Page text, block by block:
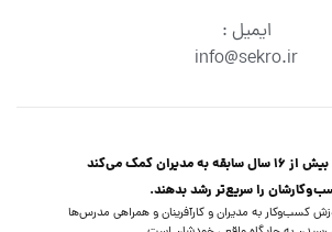
ایمیل :
info@sekro.ir
سایت سکرو با بیش از 16 سال سابقه به مدیران کمک می‌کند
را سریع‌تر رشد بدهند.
کسب‌وکار به مدیران و کارآفرینان و همراهی مدرس‌ها